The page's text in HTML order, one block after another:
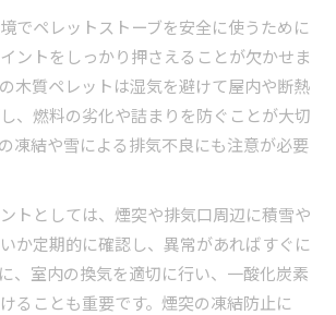
でペレットストーブを安全に使うために
ントをしっかり押さえることが欠かせま
木質ペレットは湿気を避けて屋内や断熱
、燃料の劣化や詰まりを防ぐことが大切
凍結や雪による排気不良にも注意が必要
トとしては、煙突や排気口周辺に積雪や
か定期的に確認し、異常があればすぐに
、室内の換気を適切に行い、一酸化炭素
ることも重要です。煙突の凍結防止に